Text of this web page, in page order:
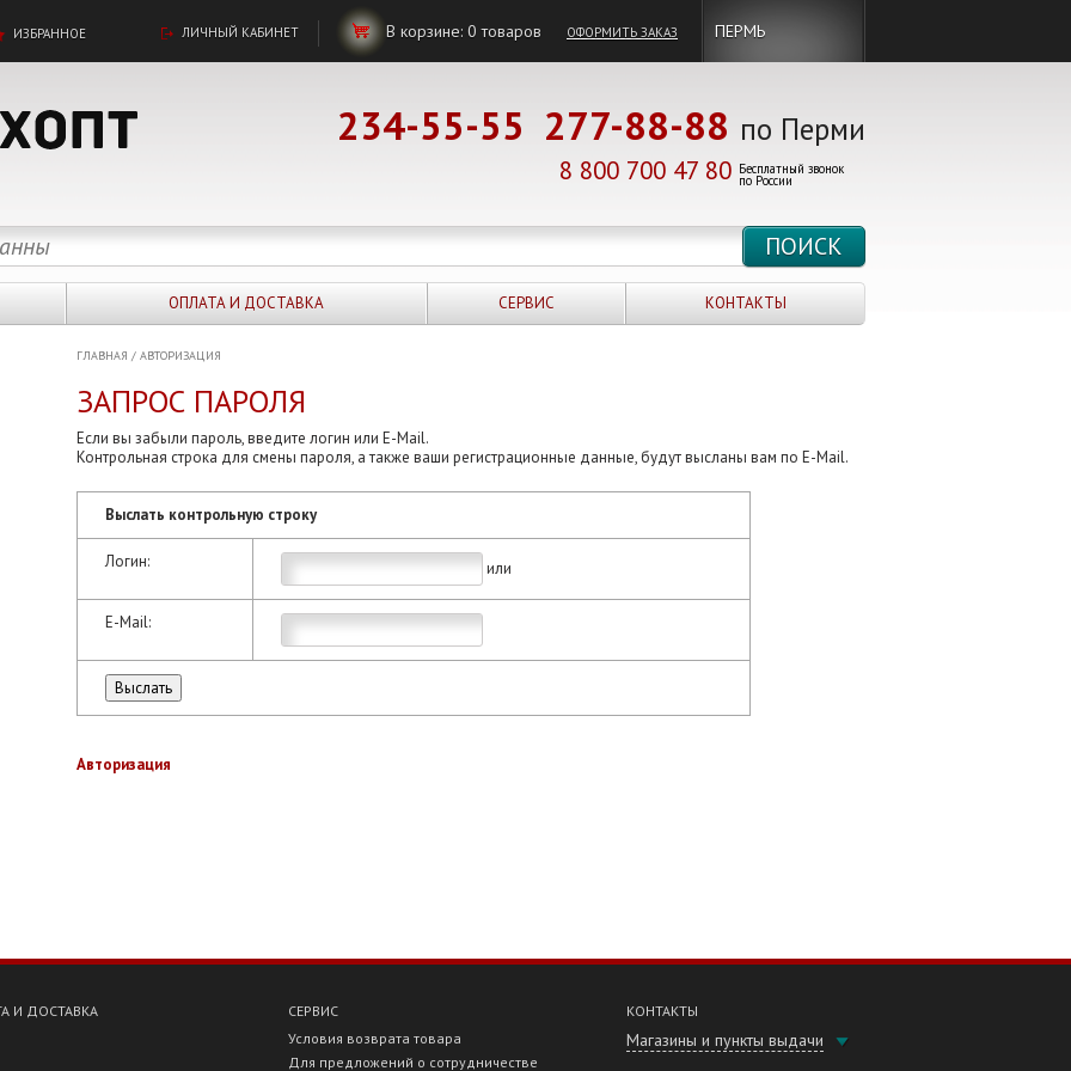
ИЗБРАННОЕ ЛИЧНЫЙ КАБИНЕТ В корзине: 0товаров ОФОРМИТЬ ЗАКАЗ ПЕРМЬ
234-55-55 277-88-88 по Перми
8 800 700 47 80 Бесплатный звонок
по России
ОПЛАТА И ДОСТАВКА СЕРВИС КОНТАКТЫ
ГЛАВНАЯ / АВТОРИЗАЦИЯ
ЗАПРОС ПАРОЛЯ
Если вы забыли пароль, введите логин или E-Mail.
Контрольная строка для смены пароля, а также ваши регистрационные данные, будут высланы вам по E-Mail.
Выслать контрольную строку
Логин: или
E-Mail:
Авторизация
КОНТАКТЫ
Магазины и пункты выдачи
И ДОСТАВКА
СЕРВИС
Условия возврата товара
Для предложений о сотрудничестве